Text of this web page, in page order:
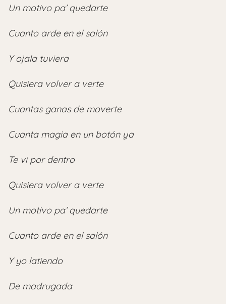
Un motivo pa’ quedarte
Cuanto arde en el salón
Y ojala tuviera
Quisiera volver a verte
Cuantas ganas de moverte
Cuanta magia en un botón ya
Te vi por dentro
Quisiera volver a verte
Un motivo pa’ quedarte
Cuanto arde en el salón
Y yo latiendo
De madrugada